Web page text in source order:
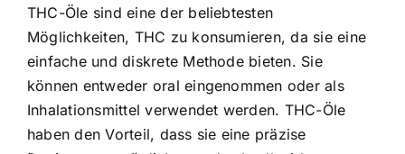
THC-Öle sind eine der beliebtesten
Möglichkeiten, THC zu konsumieren, da sie eine
einfache und diskrete Methode bieten. Sie
können entweder oral eingenommen oder als
Inhalationsmittel verwendet werden. THC-Öle
haben den Vorteil, dass sie eine präzise